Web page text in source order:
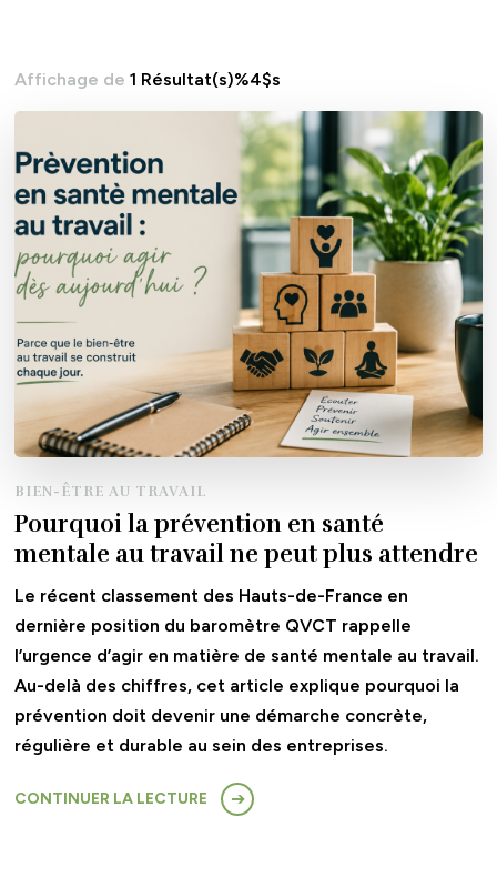
Affichage de1 Résultat(s)%4$s
BIEN-ÊTRE AU TRAVAIL
Pourquoi la prévention en santé
mentale au travail ne peut plus attendre
Le récent classement des Hauts-de-France en
dernière position du baromètre QVCT rappelle
l’urgence d’agir en matière de santé mentale au travail.
Au-delà des chiffres, cet article explique pourquoi la
prévention doit devenir une démarche concrète,
régulière et durable au sein des entreprises.
CONTINUER LA LECTURE